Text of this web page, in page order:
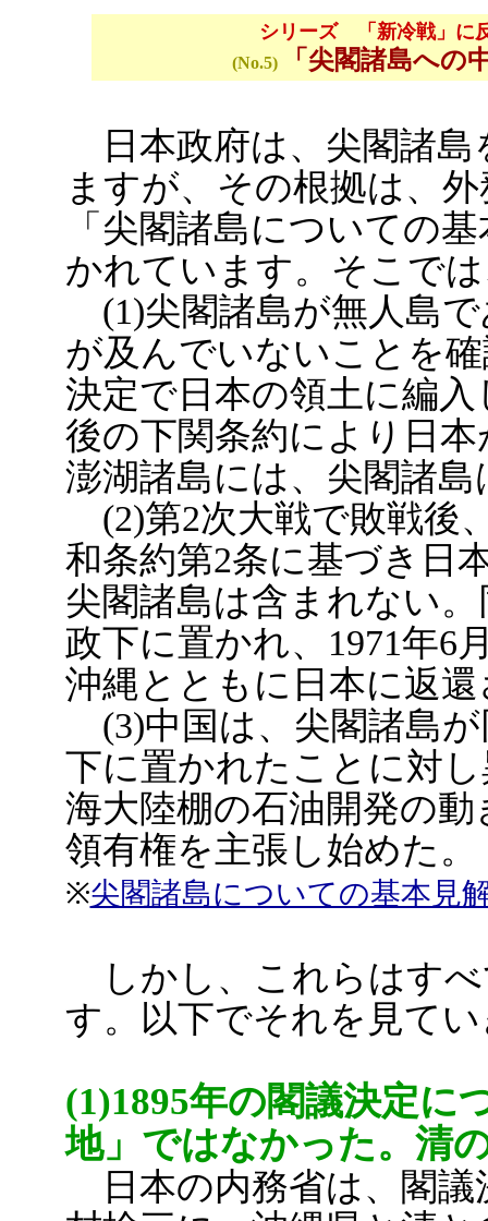
シリーズ 「新冷戦」に
(No.5) 「尖閣諸島への
日本政府は、尖閣諸島
ますが、その根拠は、
「尖閣諸島についての
かれています。そこで
(1)尖閣諸島が無人島
が及んでいないことを
決定で日本の領土に編
後の下関条約により日
澎湖諸島には、尖閣諸
(2)第2次大戦で敗戦後
和条約第2条に基づき日
尖閣諸島は含まれない
政下に置かれ、1971年6
沖縄とともに日本に返
(3)中国は、尖閣諸島
下に置かれたことに対
海大陸棚の石油開発の
領有権を主張し始めた。
※尖閣諸島についての基本見
しかし、これらはすべ
す。以下でそれを見て
(1)1895年の閣議決定
地」ではなかった。清
日本の内務省は、閣議